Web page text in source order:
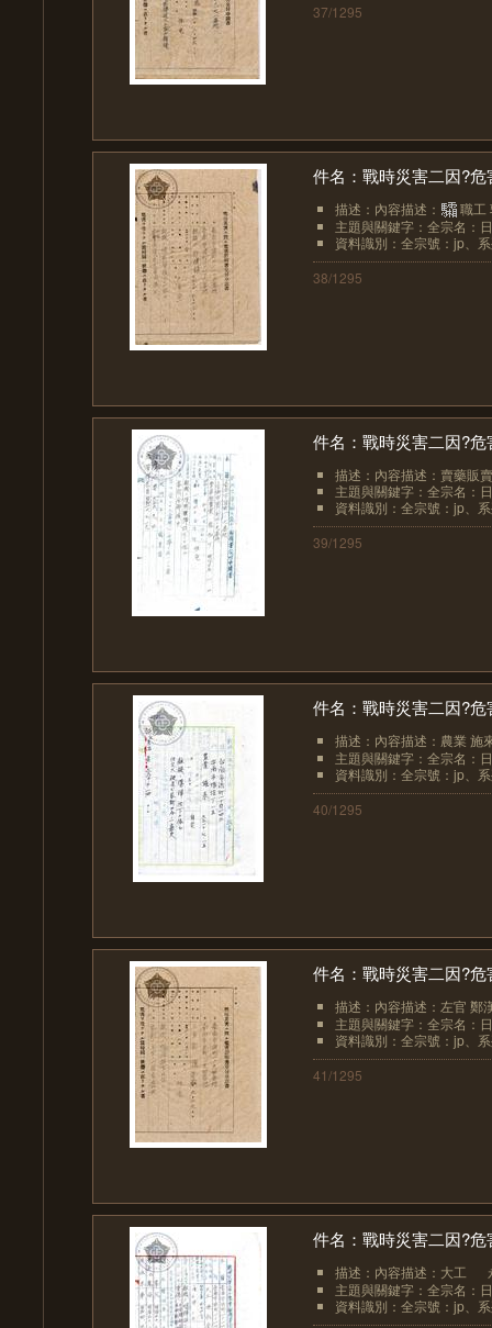
37/1295
件名：戰時災害二因?
描述：內容描述：
職工
主題與關鍵字：全宗名：
資料識別：全宗號：jp、
38/1295
件名：戰時災害二因?
描述：內容描述：賣藥販
主題與關鍵字：全宗名：
資料識別：全宗號：jp、
39/1295
件名：戰時災害二因?
描述：內容描述：農業 施
主題與關鍵字：全宗名：
資料識別：全宗號：jp、
40/1295
件名：戰時災害二因?
描述：內容描述：左官 鄭
主題與關鍵字：全宗名：
資料識別：全宗號：jp、
41/1295
件名：戰時災害二因?
描述：內容描述：大工
主題與關鍵字：全宗名：
資料識別：全宗號：jp、